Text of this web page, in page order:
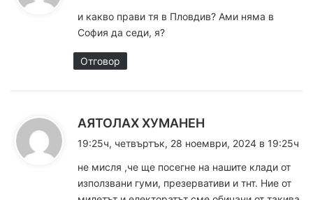
а
и какво прави тя в Пловдив? Ами няма в
София да седи, я?
Отговор
АЯТОЛАХ ХУМАНЕН
а
:
19:25ч, четвъртък, 28 ноември, 2024 в 19:25ч
не мисля ,че ще посегне на нашите клади от
използвани гуми, презервативи и тнт. Ние от